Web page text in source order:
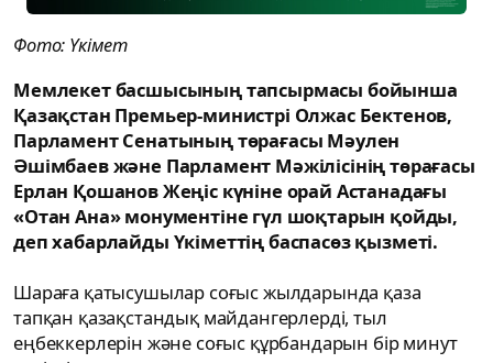
Фото: Үкімет
Мемлекет басшысының тапсырмасы бойынша
Қазақстан Премьер-министрі Олжас Бектенов,
Парламент Сенатының төрағасы Мәулен
Әшімбаев және Парламент Мәжілісінің төрағасы
Ерлан Қошанов Жеңіс күніне орай Астанадағы
«Отан Ана» монументіне гүл шоқтарын қойды,
деп хабарлайды Үкіметтің баспасөз қызметі.
Шараға қатысушылар соғыс жылдарында қаза
тапқан қазақстандық майдангерлерді, тыл
еңбеккерлерін және соғыс құрбандарын бір минут